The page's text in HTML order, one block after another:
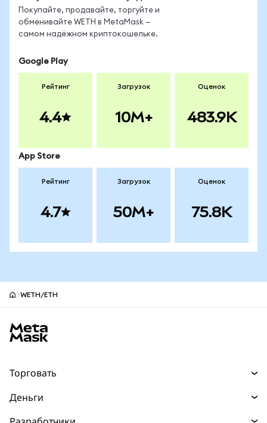
Покупайте, продавайте, торгуйте и
обменивайте WETH в MetaMask —
самом надёжном криптокошельке.
Google Play
Рейтинг
4.4
Загрузок
10M+
Оценок
483.9K
App Store
Рейтинг
4.7
Загрузок
50M+
Оценок
75.8K
WETH/ETH
Торговать
Деньги